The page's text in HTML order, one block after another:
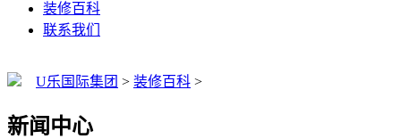
装修百科
联系我们
U乐国际集团 > 装修百科 >
新闻中心